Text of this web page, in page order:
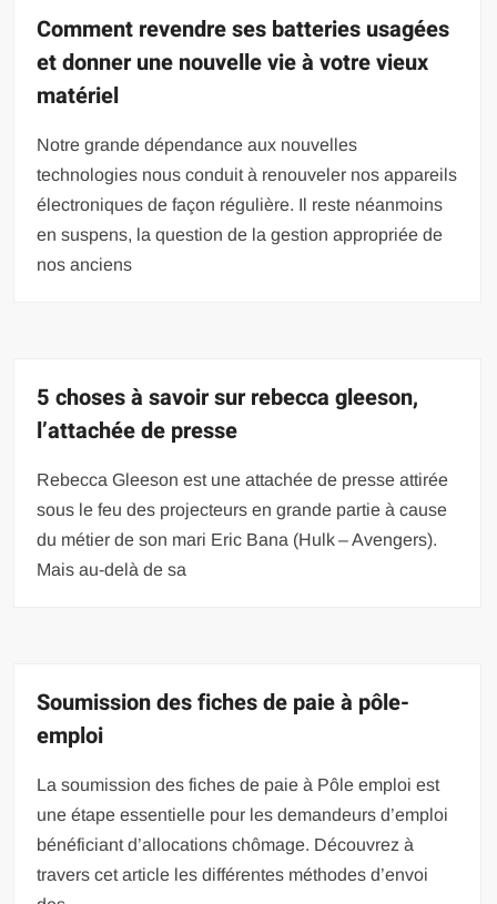
Comment revendre ses batteries usagées
et donner une nouvelle vie à votre vieux
matériel
Notre grande dépendance aux nouvelles
technologies nous conduit à renouveler nos appareils
électroniques de façon régulière. Il reste néanmoins
en suspens, la question de la gestion appropriée de
nos anciens
5 choses à savoir sur rebecca gleeson,
l’attachée de presse
Rebecca Gleeson est une attachée de presse attirée
sous le feu des projecteurs en grande partie à cause
du métier de son mari Eric Bana (Hulk – Avengers).
Mais au-delà de sa
Soumission des fiches de paie à pôle-
emploi
La soumission des fiches de paie à Pôle emploi est
une étape essentielle pour les demandeurs d’emploi
bénéficiant d’allocations chômage. Découvrez à
travers cet article les différentes méthodes d’envoi